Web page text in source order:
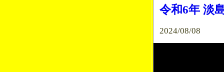
令和6年 淡
2024/08/08